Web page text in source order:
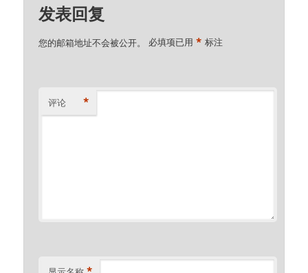
发表回复
您的邮箱地址不会被公开。 必填项已用* 标注
评论 *